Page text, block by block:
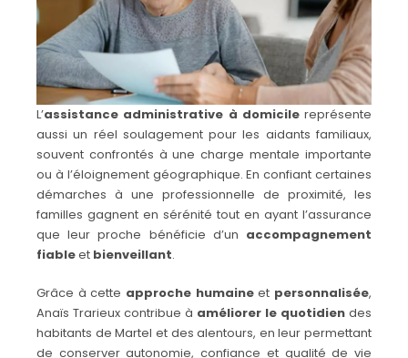
L’assistance administrative à domicilereprésente
aussi un réel soulagement pour les aidants familiaux,
souvent confrontés à une charge mentale importante
ou à l’éloignement géographique. En confiant certaines
démarches à une professionnelle de proximité, les
familles gagnent en sérénité tout en ayant l’assurance
que leur proche bénéficie d’un accompagnement
fiableet bienveillant.
Grâce à cette approche humaineet personnalisée,
Anaïs Trarieux contribue à améliorer le quotidien des
habitants de Martel et des alentours, en leur permettant
de conserver autonomie, confiance et qualité de vie